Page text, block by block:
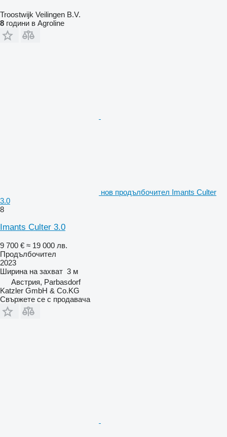
Troostwijk Veilingen B.V.
8 години в Agroline
нов продълбочител Imants Culter
3.0
8
Imants Culter 3.0
9 700 € ≈ 19 000 лв.
Продълбочител
2023
Ширина на захват 3 м
Австрия, Parbasdorf
Katzler GmbH & Co.KG
Свържете се с продавача